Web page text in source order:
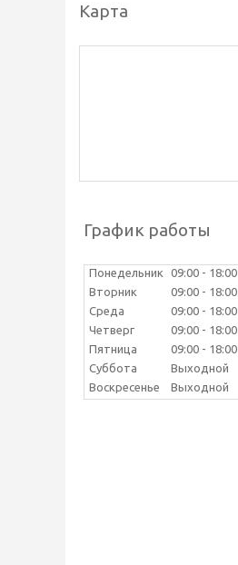
Карта
График работы
Понедельник 09:00
18:00
Вторник
09:00
18:00
Среда
09:00
18:00
Четверг
09:00
18:00
Пятница
09:00
18:00
Суббота
Выходной
Воскресенье
Выходной